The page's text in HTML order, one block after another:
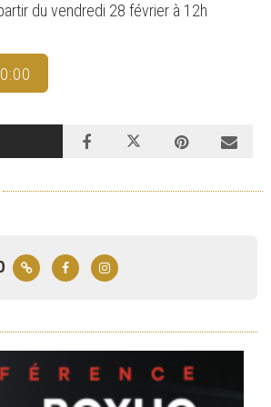
du vendredi 28 février à 12h